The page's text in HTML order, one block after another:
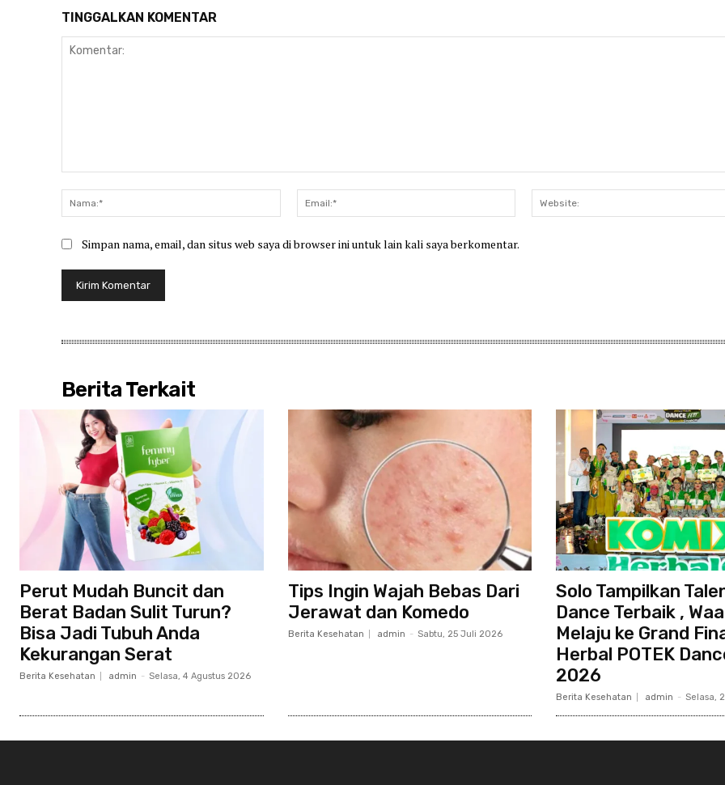
TINGGALKAN KOMENTAR
Nama:*
Email:*
Simpan nama, email, dan situs web saya di browser ini untuk lain kali saya berkomentar.
Berita Terkait
Perut Mudah Buncit dan
Berat Badan Sulit Turun?
Bisa Jadi Tubuh Anda
Kekurangan Serat
Berita Kesehatan admin - Selasa, 4 Agustus 2026
Tips Ingin Wajah Bebas Dari
Jerawat dan Komedo
Berita Kesehatan admin - Sabtu, 25 Juli 2026
Solo Tampilkan
Dance Terbaik ,
Melaju ke Grand
Herbal POTEK
2026
Berita Kesehatan admin - Selasa,